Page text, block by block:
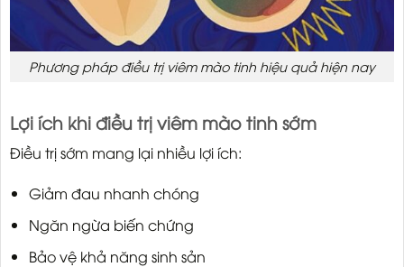
Phương pháp điều trị viêm mào tinh hiệu quả hiện nay
Lợi ích khi điều trị viêm mào tinh sớm
Điều trị sớm mang lại nhiều lợi ích:
Giảm đau nhanh chóng
Ngăn ngừa biến chứng
Bảo vệ khả năng sinh sản